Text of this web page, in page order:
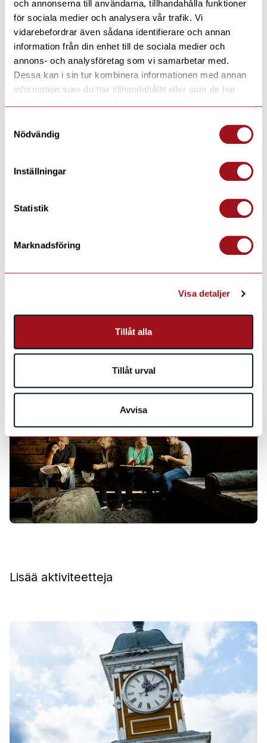
och annonserna till användarna, tillhandahålla funktioner
för sociala medier och analysera vår trafik. Vi
vidarebefordrar även sådana identifierare och annan
information från din enhet till de sociala medier och
annons- och analysföretag som vi samarbetar med.
Dessa kan i sin tur kombinera informationen med annan
information som du har tillhandahållit eller som de har
Nödvändig
Inställningar
Statistik
Marknadsföring
Visa detaljer
Tillåt alla
Tillåt urval
Avvisa
Lisää aktiviteetteja